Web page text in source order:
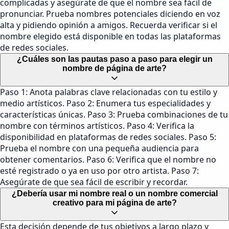
complicadas y asegúrate de que el nombre sea fácil de
pronunciar. Prueba nombres potenciales diciendo en voz
alta y pidiendo opinión a amigos. Recuerda verificar si el
nombre elegido está disponible en todas las plataformas
de redes sociales.
¿Cuáles son las pautas paso a paso para elegir un
nombre de página de arte?
Paso 1: Anota palabras clave relacionadas con tu estilo y
medio artísticos. Paso 2: Enumera tus especialidades y
características únicas. Paso 3: Prueba combinaciones de tu
nombre con términos artísticos. Paso 4: Verifica la
disponibilidad en plataformas de redes sociales. Paso 5:
Prueba el nombre con una pequeña audiencia para
obtener comentarios. Paso 6: Verifica que el nombre no
esté registrado o ya en uso por otro artista. Paso 7:
Asegúrate de que sea fácil de escribir y recordar.
¿Debería usar mi nombre real o un nombre comercial
creativo para mi página de arte?
Esta decisión depende de tus objetivos a largo plazo y